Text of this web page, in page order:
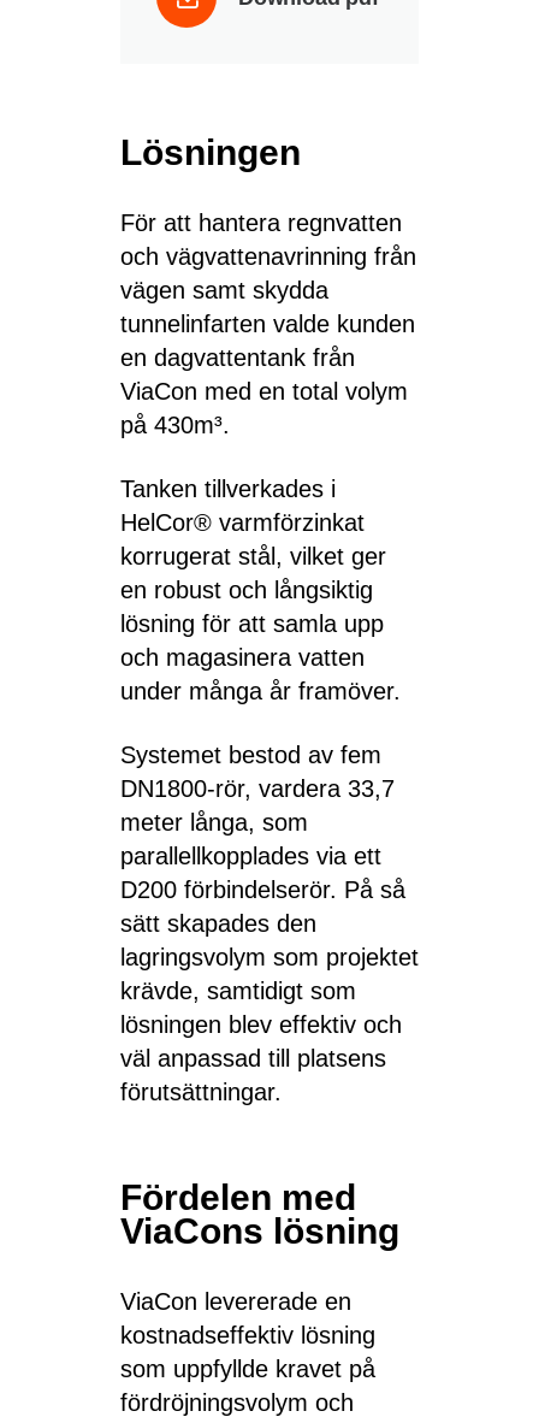
Lösningen
För att hantera regnvatten
och vägvattenavrinning från
vägen samt skydda
tunnelinfarten valde kunden
en dagvattentank från
ViaCon med en total volym
på 430m³.
Tanken tillverkades i
HelCor® varmförzinkat
korrugerat stål, vilket ger
en robust och långsiktig
lösning för att samla upp
och magasinera vatten
under många år framöver.
Systemet bestod av fem
DN1800-rör, vardera 33,7
meter långa, som
parallellkopplades via ett
D200 förbindelserör. På så
sätt skapades den
lagringsvolym som projektet
krävde, samtidigt som
lösningen blev effektiv och
väl anpassad till platsens
förutsättningar.
Fördelen med
ViaCons lösning
ViaCon levererade en
kostnadseffektiv lösning
som uppfyllde kravet på
fördröjningsvolym och